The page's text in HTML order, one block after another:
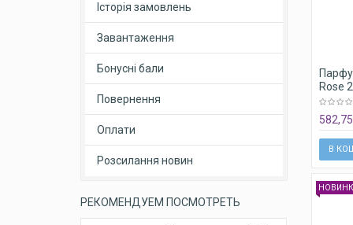
Історія замовлень
Завантаження
Бонусні бали
Повернення
Оплати
Розсилання новин
РЕКОМЕНДУЕМ ПОСМОТРЕТЬ
Rose
мл My
582,75
В